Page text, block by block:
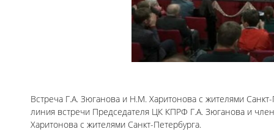
Встреча Г.А. Зюганова и Н.М. Харитонова с жителями
линия встречи Председателя ЦК КПРФ Г.А. Зюганова и
Харитонова с жителями Санкт-Петербурга.